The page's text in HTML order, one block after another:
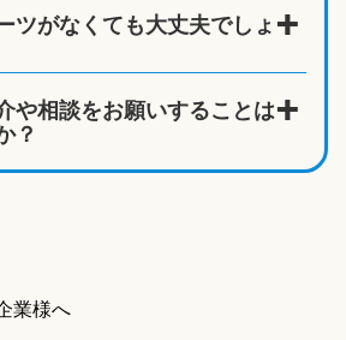
ツがなくても大丈夫でしょ
や相談をお願いすることは
？
業様へ